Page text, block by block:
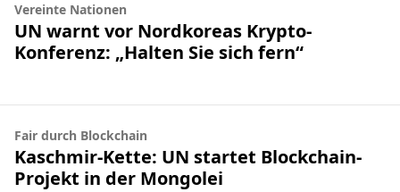
Vereinte Nationen
UN warnt vor Nordkoreas Krypto-
Konferenz: „Halten Sie sich fern“
Fair durch Blockchain
Kaschmir-Kette: UN startet Blockchain-
Projekt in der Mongolei